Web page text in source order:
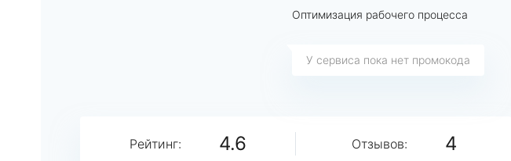
Оптимизация рабочего процесса
У сервиса пока нет промокода
Рейтинг: 4.6 Отзывов: 4